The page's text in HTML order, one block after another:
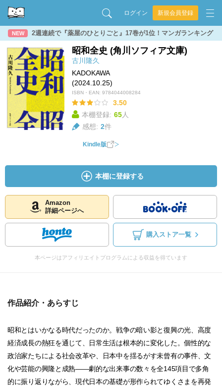
ログイン 新規会員登録
NEW 2週連続で『薬屋のひとりごと』17巻が1位！マンガランキング
昭和全史 (角川ソフィア文庫)
古川隆久
KADOKAWA
(2024.10.25)
ISBN・EAN: 9784044008284
3.50
本棚登録: 65人
感想: 2件
Kindle版
本棚に登録する
Amazon
詳細ページへ
購入ストア一覧
本ページはアフィリエイトプログラムによる収益を得ています
作品紹介・あらすじ
昭和とはいかなる時代だったのか。戦争の暗い影と復興の光、高度
経済成長の熱狂を通じて、日常生活は根本的に変化した。個性的な
政治家たちによる社会改革や、日本中を揺るがす未曾有の事件、文
化や芸能の興隆と成熟――劇的な出来事の数々を全145項目で多角
的に振り返りながら、現代日本の基礎が形作られてゆくさまを再発